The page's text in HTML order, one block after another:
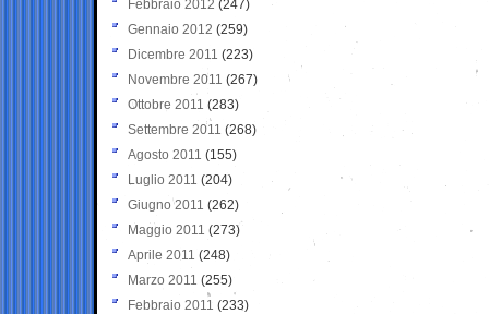
Febbraio 2012 (247)
Gennaio 2012 (259)
Dicembre 2011 (223)
Novembre 2011 (267)
Ottobre 2011 (283)
Settembre 2011 (268)
Agosto 2011 (155)
Luglio 2011 (204)
Giugno 2011 (262)
Maggio 2011 (273)
Aprile 2011 (248)
Marzo 2011 (255)
Febbraio 2011 (233)